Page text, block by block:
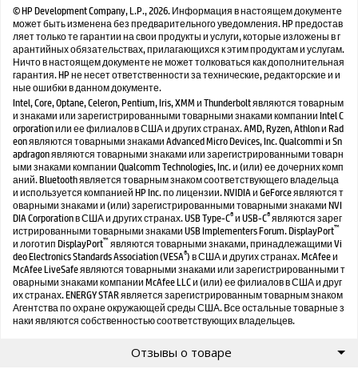
© HP Development Company, L.P., 2026. Информация в настоящем документе
может быть изменена без предварительного уведомления. HP предостав
ляет только те гарантии на свои продукты и услуги, которые изложены в г
арантийных обязательствах, прилагающихся к этим продуктам и услугам.
Ничто в настоящем документе не может толковаться как дополнительная
гарантия. HP не несет ответственности за технические, редакторские и и
ные ошибки в данном документе.
Intel, Core, Optane, Celeron, Pentium, Iris, XMM и Thunderbolt являются товарным
и знаками или зарегистрированными товарными знаками компании Intel C
orporation или ее филиалов в США и других странах. AMD, Ryzen, Athlon и Rad
eon являются товарными знаками Advanced Micro Devices, Inc. Qualcommi и Sn
apdragon являются товарными знаками или зарегистрированными товарн
ыми знаками компании Qualcomm Technologies, Inc. и (или) ее дочерних комп
аний. Bluetooth является товарным знаком соответствующего владельца
и используется компанией HP Inc. по лицензии. NVIDIA и GeForce являются т
оварными знаками и (или) зарегистрированными товарными знаками NVI
DIA Corporation в США и других странах. USB Type-C®и USB-C®являются зарег
истрированными товарными знаками USB Implementers Forum. DisplayPort™
и логотип DisplayPort™являются товарными знаками, принадлежащими Vi
deo Electronics Standards Association (VESA®) в США и других странах. McAfee и
McAfee LiveSafe являются товарными знаками или зарегистрированными т
оварными знаками компании McAfee LLC и (или) ее филиалов в США и друг
их странах. ENERGY STAR является зарегистрированным товарным знаком
Агентства по охране окружающей среды США. Все остальные товарные з
наки являются собственностью соответствующих владельцев.
Отзывы о товаре